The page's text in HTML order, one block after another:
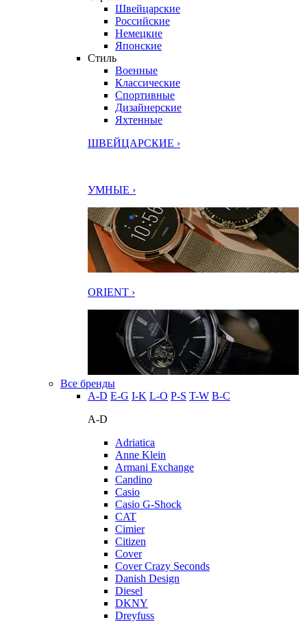
Швейцарские
Российские
Немецкие
Японские
Стиль
Военные
Классические
Спортивные
Дизайнерские
Яхтенные
ШВЕЙЦАРСКИЕ ›
УМНЫЕ ›
ORIENT ›
Все бренды
A-D E-G I-K L-O P-S T-W В-С
A-D
Adriatica
Anne Klein
Armani Exchange
Candino
Casio
Casio G-Shock
CAT
Cimier
Citizen
Cover
Cover Crazy Seconds
Danish Design
Diesel
DKNY
Dreyfuss